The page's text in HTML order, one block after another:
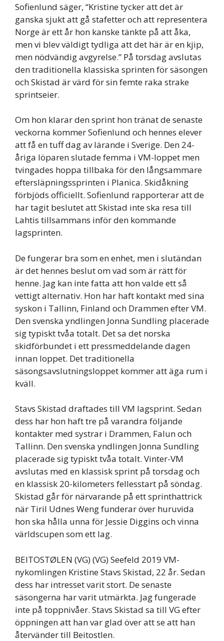
Sofienlund säger, “Kristine tycker att det är
ganska sjukt att gå stafetter och att representera
Norge är ett år hon kanske tänkte på att åka,
men vi blev väldigt tydliga att det här är en kjip,
men nödvändig avgyrelse.” På torsdag avslutas
den traditionella klassiska sprinten för säsongen
och Skistad är värd för sin femte raka strake
sprintseier.
Om hon klarar den sprint hon tränat de senaste
veckorna kommer Sofienlund och hennes elever
att få en tuff dag av lärande i Sverige. Den 24-
åriga löparen slutade femma i VM-loppet men
tvingades hoppa tillbaka för den långsammare
eftersläpningssprinten i Planica. Skidåkning
förbjöds officiellt. Sofienlund rapporterar att de
har tagit beslutet att Skistad inte ska resa till
Lahtis tillsammans inför den kommande
lagsprinten.
De fungerar bra som en enhet, men i slutändan
är det hennes beslut om vad som är rätt för
henne. Jag kan inte fatta att hon valde ett så
vettigt alternativ. Hon har haft kontakt med sina
syskon i Tallinn, Finland och Drammen efter VM.
Den svenska yndlingen Jonna Sundling placerade
sig typiskt tvåa totalt. Det sa det norska
skidförbundet i ett pressmeddelande dagen
innan loppet. Det traditionella
säsongsavslutningsloppet kommer att äga rum i
kväll.
Stavs Skistad draftades till VM lagsprint. Sedan
dess har hon haft tre på varandra följande
kontakter med systrar i Drammen, Falun och
Tallinn. Den svenska yndlingen Jonna Sundling
placerade sig typiskt tvåa totalt. Vinter-VM
avslutas med en klassisk sprint på torsdag och
en klassisk 20-kilometers fellesstart på söndag.
Skistad går för närvarande på ett sprinthattrick
när Tiril Udnes Weng funderar över huruvida
hon ska hålla unna för Jessie Diggins och vinna
världscupen som ett lag.
BEITOSTØLEN (VG) (VG) Seefeld 2019 VM-
nykomlingen Kristine Stavs Skistad, 22 år. Sedan
dess har intresset varit stort. De senaste
säsongerna har varit utmärkta. Jag fungerade
inte på toppnivåer. Stavs Skistad sa till VG efter
öppningen att han var glad över att se att han
återvänder till Beitostlen.